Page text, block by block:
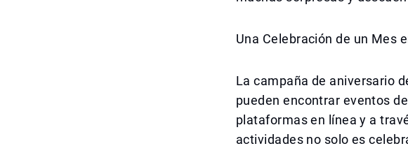
Una Celebración de un Mes
La campaña de aniversario
pueden encontrar eventos
plataformas en línea y a
actividades no solo es